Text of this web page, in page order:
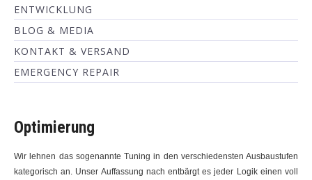
ENTWICKLUNG
BLOG & MEDIA
KONTAKT & VERSAND
EMERGENCY REPAIR
Optimierung
Wir lehnen das sogenannte Tuning in den verschiedensten Ausbaustufen
kategorisch an. Unser Auffassung nach entbärgt es jeder Logik einen voll